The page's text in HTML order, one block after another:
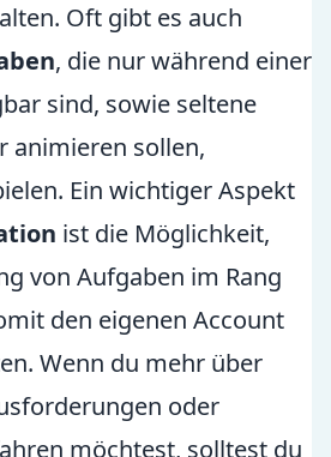
Oft gibt es auch
, die nur während einer
sind, sowie seltene
animieren sollen,
Ein wichtiger Aspekt
ist die Möglichkeit,
von Aufgaben im Rang
den eigenen Account
Wenn du mehr über
oder
möchtest, solltest du